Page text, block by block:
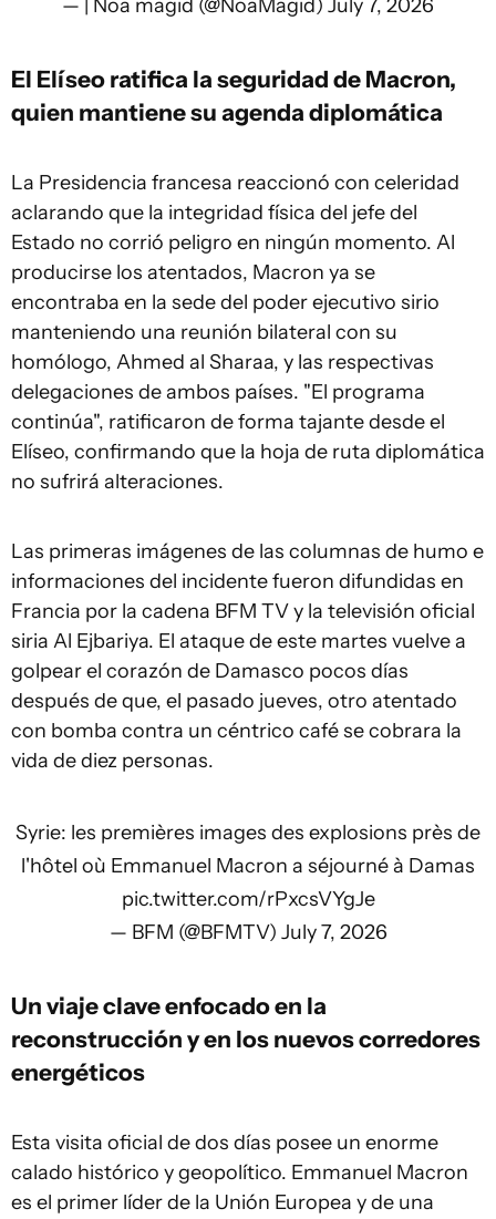
— | Noa magid (@NoaMagid) July 7, 2026
El Elíseo ratifica la seguridad de Macron,
quien mantiene su agenda diplomática
La Presidencia francesa reaccionó con celeridad
aclarando que la integridad física del jefe del
Estado no corrió peligro en ningún momento. Al
producirse los atentados, Macron ya se
encontraba en la sede del poder ejecutivo sirio
manteniendo una reunión bilateral con su
homólogo, Ahmed al Sharaa, y las respectivas
delegaciones de ambos países. "El programa
continúa", ratificaron de forma tajante desde el
Elíseo, confirmando que la hoja de ruta diplomática
no sufrirá alteraciones.
Las primeras imágenes de las columnas de humo e
informaciones del incidente fueron difundidas en
Francia por la cadena BFM TV y la televisión oficial
siria Al Ejbariya. El ataque de este martes vuelve a
golpear el corazón de Damasco pocos días
después de que, el pasado jueves, otro atentado
con bomba contra un céntrico café se cobrara la
vida de diez personas.
Syrie: les premières images des explosions près de
l'hôtel où Emmanuel Macron a séjourné à Damas
pic.twitter.com/rPxcsVYgJe
— BFM (@BFMTV) July 7, 2026
Un viaje clave enfocado en la
reconstrucción y en los nuevos corredores
energéticos
Esta visita oficial de dos días posee un enorme
calado histórico y geopolítico. Emmanuel Macron
es el primer líder de la Unión Europea y de una